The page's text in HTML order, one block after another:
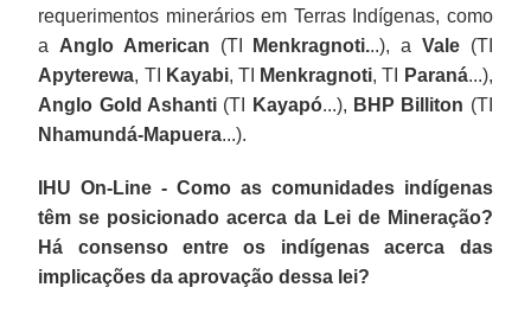
requerimentos minerários em Terras Indígenas, como
a Anglo American (TI Menkragnoti...), a Vale(TI
Apyterewa, TI Kayabi, TI Menkragnoti, TI Paraná...),
Anglo Gold Ashanti (TI Kayapó...), BHP Billiton (TI
Nhamundá-Mapuera...).
IHU On-Line - Como as comunidades indígenas
têm se posicionado acerca da Lei de Mineração?
Há consenso entre os indígenas acerca das
implicações da aprovação dessa lei?